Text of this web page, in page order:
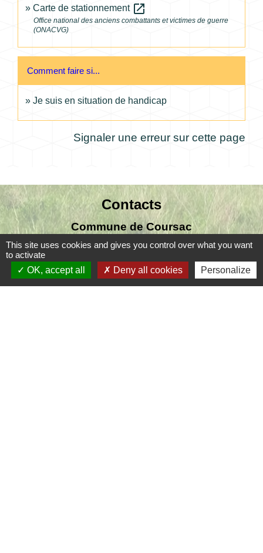
Carte de stationnement open_in_new
Office national des anciens combattants et victimes de guerre
(ONACVG)
Comment faire si...
Je suis en situation de handicap
Signaler une erreur sur cette page
Contacts
Commune de Coursac
1 place de la Mairie
24430 Coursac - FRANCE
+33 5 53 54 61 61
This site uses cookies and gives you control over what you want
to activate
OK, accept all
Deny all cookies Personalize